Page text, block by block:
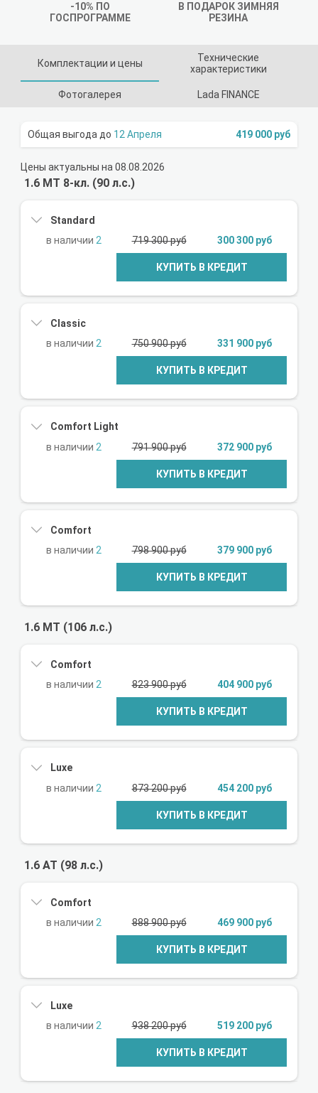
-10% ПО
ГОСПРОГРАММЕ
В ПОДАРОК ЗИМНЯЯ
РЕЗИНА
Комплектации и цены
Технические
характеристики
Фотогалерея Lada FINANCE
12 Апреля 419 000 руб
Цены актуальны на 08.08.2026
1.6 МТ 8-кл. (90 л.с.)
Standard
2
719 300 руб 300 300 руб
КУПИТЬ В КРЕДИТ
Classic
2
750 900 руб 331 900 руб
КУПИТЬ В КРЕДИТ
Comfort Light
2
791 900 руб 372 900 руб
КУПИТЬ В КРЕДИТ
Comfort
2
798 900 руб 379 900 руб
КУПИТЬ В КРЕДИТ
1.6 МТ (106 л.с.)
Comfort
2
823 900 руб 404 900 руб
КУПИТЬ В КРЕДИТ
Luxe
2
873 200 руб 454 200 руб
КУПИТЬ В КРЕДИТ
1.6 АТ (98 л.с.)
Comfort
2
888 900 руб 469 900 руб
КУПИТЬ В КРЕДИТ
Luxe
2
938 200 руб 519 200 руб
КУПИТЬ В КРЕДИТ